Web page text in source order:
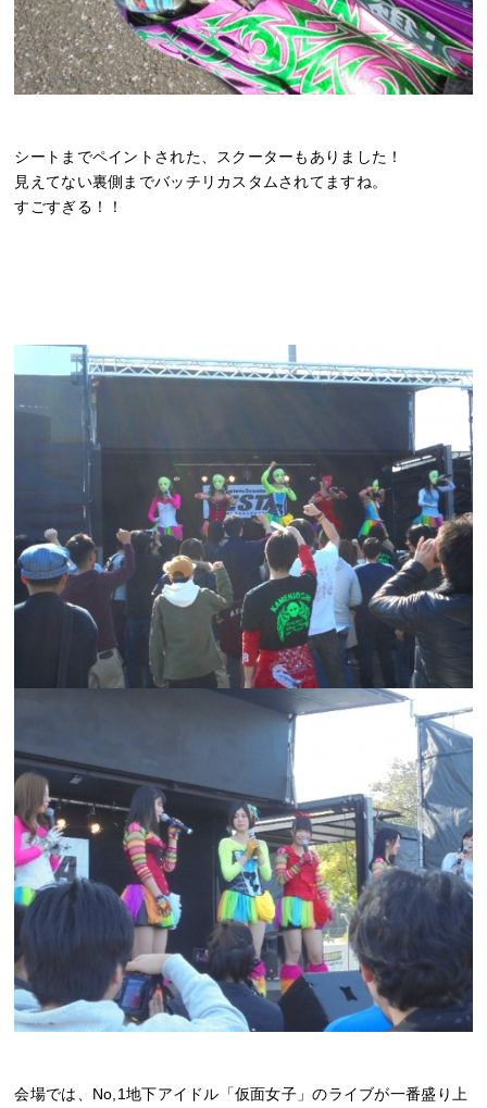
シートまでペイントされた、スクーターもありました！
見えてない裏側までバッチリカスタムされてますね。
すごすぎる！！
会場では、No,1地下アイドル「仮面女子」のライブが一番盛り上